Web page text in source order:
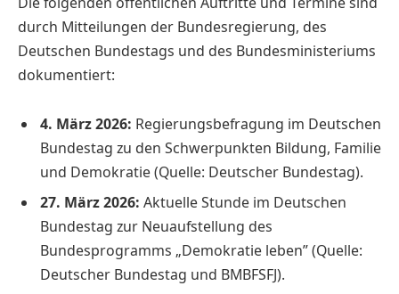
durch Mitteilungen der Bundesregierung, des
Deutschen Bundestags und des Bundesministeriums
dokumentiert:
4. März 2026: Regierungsbefragung im Deutschen
Bundestag zu den Schwerpunkten Bildung, Familie
und Demokratie (Quelle: Deutscher Bundestag).
27. März 2026: Aktuelle Stunde im Deutschen
Bundestag zur Neuaufstellung des
Bundesprogramms „Demokratie leben” (Quelle:
Deutscher Bundestag und BMBFSFJ).